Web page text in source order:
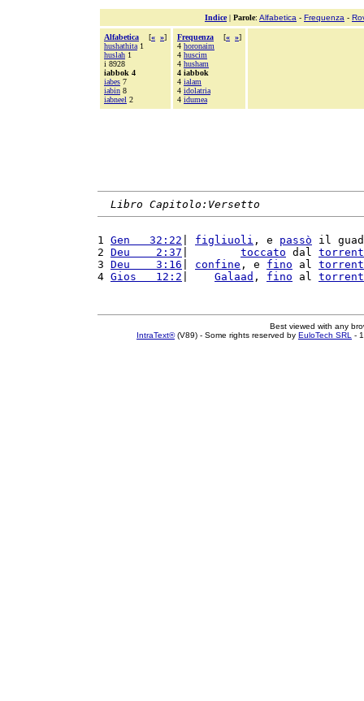
Indice| Parole: Alfabetica - Frequenza -
Alfabetica [« »]
hushathita 1
huslah 1
i 8928
iabbok 4
iabes 7
iabin 8
iabneel 2
Frequenza [« »]
4 horonaim
4 huscim
4 husham
4 iabbok
4 ialam
4 idolatria
4 idumea
Libro Capitolo:Versetto
1 Gen   32:22 figliuoli , e passò il
2 Deu    2:37 toccato dal
3 Deu    3:16 confine , e fino al
4 Gios   12:2 Galaad , fino al
Best viewed with any
IntraText®(V89) - Some rights reserved by EuloTech SRL -